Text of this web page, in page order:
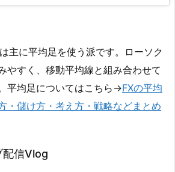
主に平均足を使う派です。ローソク
やすく、移動平均線と組み合わせて
平均足についてはこちら→FXの平均
・儲け方・考え方・戦略などまとめ
配信Vlog